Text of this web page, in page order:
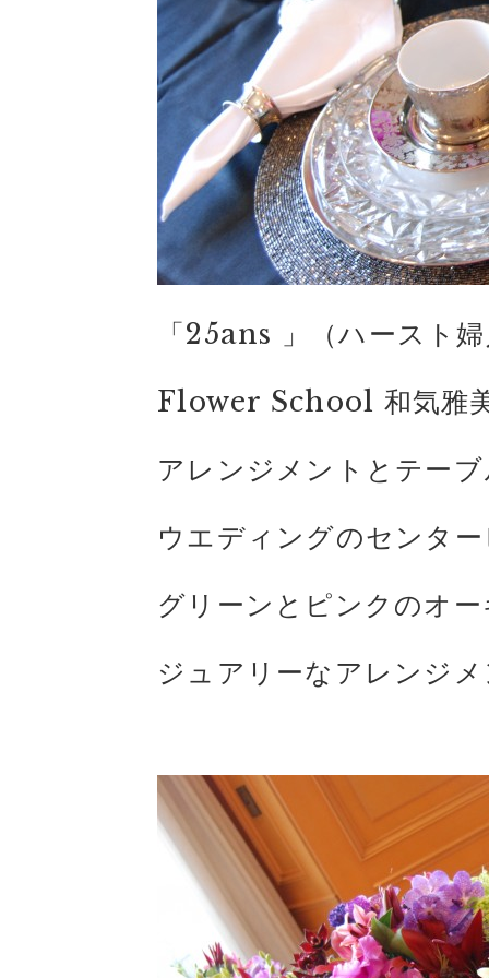
「25ans 」（ハース
Flower School 和気雅
アレンジメントとテー
ウエディングのセンタ
グリーンとピンクのオ
ジュアリーなアレンジ